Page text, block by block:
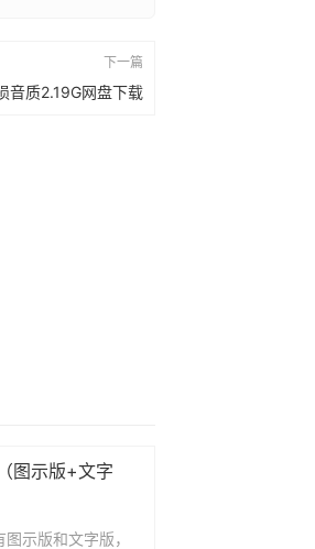
下一篇
音质2.19G网盘下载
图示版+文字
示版和文字版，